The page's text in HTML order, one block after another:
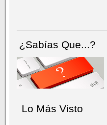
¿Sabías Que...?
Lo Más Visto